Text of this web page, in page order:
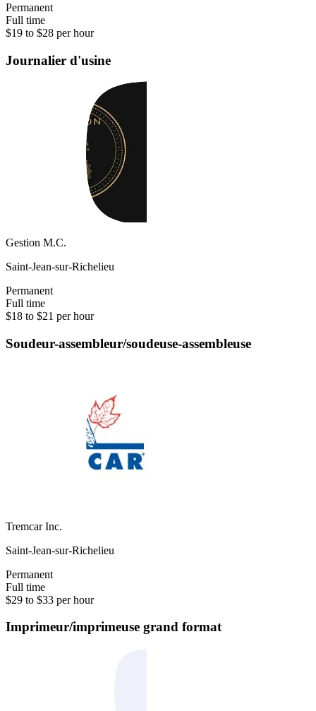
Permanent
Full time
$19 to $28 per hour
Journalier d'usine
Gestion M.C.
Saint-Jean-sur-Richelieu
Permanent
Full time
$18 to $21 per hour
Soudeur-assembleur/soudeuse-assembleuse
Tremcar Inc.
Saint-Jean-sur-Richelieu
Permanent
Full time
$29 to $33 per hour
Imprimeur/imprimeuse grand format